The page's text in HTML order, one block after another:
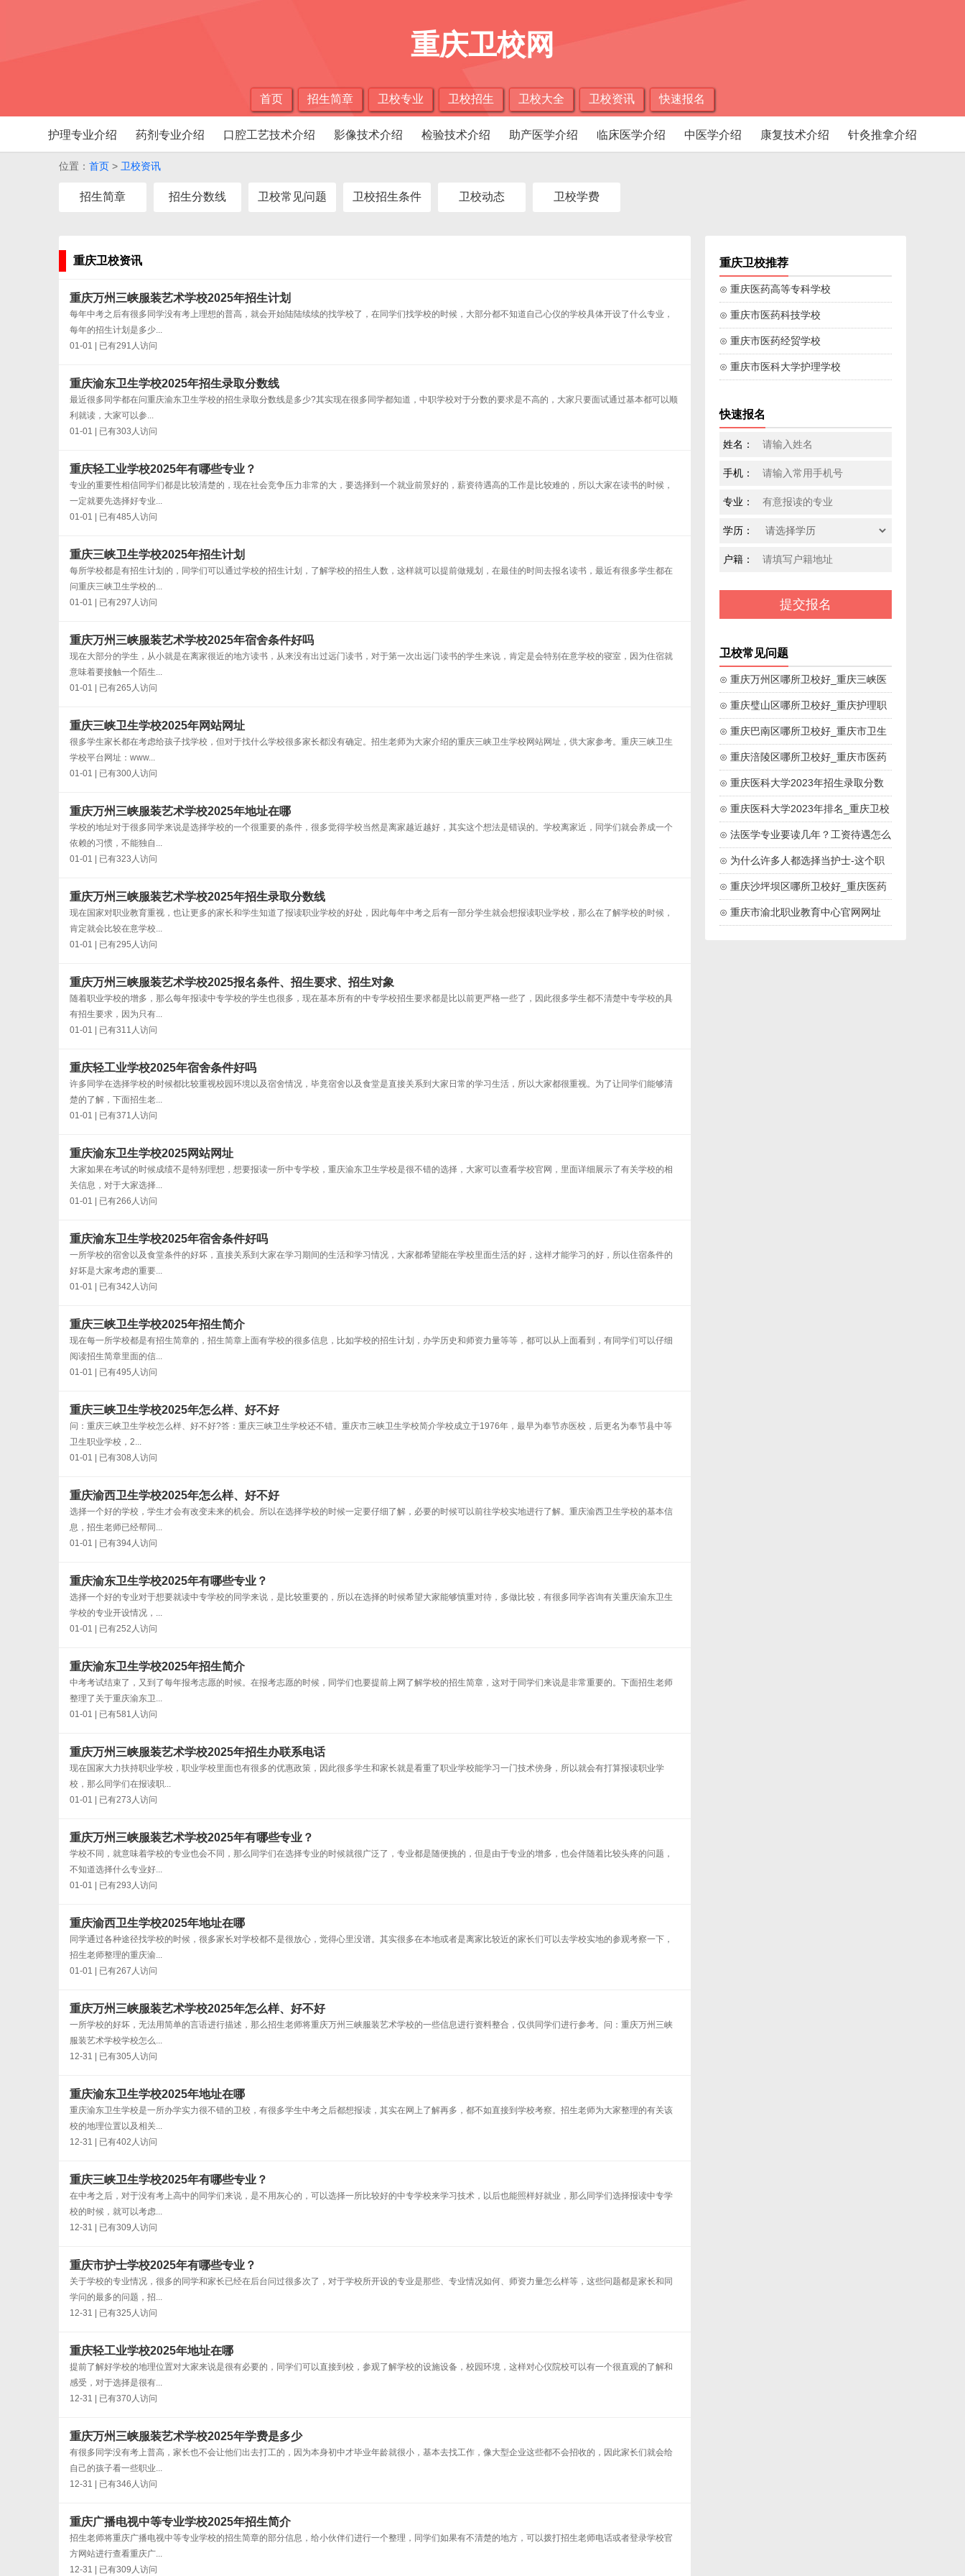
重庆卫校网
首页 招生简章 卫校专业 卫校招生 卫校大全 卫校资讯 快速报名
护理专业介绍 药剂专业介绍 口腔工艺技术介绍 影像技术介绍 检验技术介绍 助产医学介绍 临床医学介绍 中医学介绍 康复技术介绍 针灸推拿介绍
位置： 首页 > 卫校资讯
招生简章 招生分数线 卫校常见问题 卫校招生条件 卫校动态 卫校学费
重庆卫校资讯
重庆万州三峡服装艺术学校2025年招生计划
每年中考之后有很多同学没有考上理想的普高，就会开始陆陆续续的找学校了，在同学们找学校的时候，大部分都不知道自己心仪的学校具体开设了什么专业，
每年的招生计划是多少...
01-01 | 已有291人访问
重庆渝东卫生学校2025年招生录取分数线
最近很多同学都在问重庆渝东卫生学校的招生录取分数线是多少?其实现在很多同学都知道，中职学校对于分数的要求是不高的，大家只要面试通过基本都可以顺
利就读，大家可以参...
01-01 | 已有303人访问
重庆轻工业学校2025年有哪些专业？
专业的重要性相信同学们都是比较清楚的，现在社会竞争压力非常的大，要选择到一个就业前景好的，薪资待遇高的工作是比较难的，所以大家在读书的时候，
一定就要先选择好专业...
01-01 | 已有485人访问
重庆三峡卫生学校2025年招生计划
每所学校都是有招生计划的，同学们可以通过学校的招生计划，了解学校的招生人数，这样就可以提前做规划，在最佳的时间去报名读书，最近有很多学生都在
问重庆三峡卫生学校的...
01-01 | 已有297人访问
重庆万州三峡服装艺术学校2025年宿舍条件好吗
现在大部分的学生，从小就是在离家很近的地方读书，从来没有出过远门读书，对于第一次出远门读书的学生来说，肯定是会特别在意学校的寝室，因为住宿就
意味着要接触一个陌生...
01-01 | 已有265人访问
重庆三峡卫生学校2025年网站网址
很多学生家长都在考虑给孩子找学校，但对于找什么学校很多家长都没有确定。招生老师为大家介绍的重庆三峡卫生学校网站网址，供大家参考。重庆三峡卫生
学校平台网址：www...
01-01 | 已有300人访问
重庆万州三峡服装艺术学校2025年地址在哪
学校的地址对于很多同学来说是选择学校的一个很重要的条件，很多觉得学校当然是离家越近越好，其实这个想法是错误的。学校离家近，同学们就会养成一个
依赖的习惯，不能独自...
01-01 | 已有323人访问
重庆万州三峡服装艺术学校2025年招生录取分数线
现在国家对职业教育重视，也让更多的家长和学生知道了报读职业学校的好处，因此每年中考之后有一部分学生就会想报读职业学校，那么在了解学校的时候，
肯定就会比较在意学校...
01-01 | 已有295人访问
重庆万州三峡服装艺术学校2025报名条件、招生要求、招生对象
随着职业学校的增多，那么每年报读中专学校的学生也很多，现在基本所有的中专学校招生要求都是比以前更严格一些了，因此很多学生都不清楚中专学校的具
有招生要求，因为只有...
01-01 | 已有311人访问
重庆轻工业学校2025年宿舍条件好吗
许多同学在选择学校的时候都比较重视校园环境以及宿舍情况，毕竟宿舍以及食堂是直接关系到大家日常的学习生活，所以大家都很重视。为了让同学们能够清
楚的了解，下面招生老...
01-01 | 已有371人访问
重庆渝东卫生学校2025网站网址
大家如果在考试的时候成绩不是特别理想，想要报读一所中专学校，重庆渝东卫生学校是很不错的选择，大家可以查看学校官网，里面详细展示了有关学校的相
关信息，对于大家选择...
01-01 | 已有266人访问
重庆渝东卫生学校2025年宿舍条件好吗
一所学校的宿舍以及食堂条件的好坏，直接关系到大家在学习期间的生活和学习情况，大家都希望能在学校里面生活的好，这样才能学习的好，所以住宿条件的
好坏是大家考虑的重要...
01-01 | 已有342人访问
重庆三峡卫生学校2025年招生简介
现在每一所学校都是有招生简章的，招生简章上面有学校的很多信息，比如学校的招生计划，办学历史和师资力量等等，都可以从上面看到，有同学们可以仔细
阅读招生简章里面的信...
01-01 | 已有495人访问
重庆三峡卫生学校2025年怎么样、好不好
问：重庆三峡卫生学校怎么样、好不好?答：重庆三峡卫生学校还不错。重庆市三峡卫生学校简介学校成立于1976年，最早为奉节赤医校，后更名为奉节县中等
卫生职业学校，2...
01-01 | 已有308人访问
重庆渝西卫生学校2025年怎么样、好不好
选择一个好的学校，学生才会有改变未来的机会。所以在选择学校的时候一定要仔细了解，必要的时候可以前往学校实地进行了解。重庆渝西卫生学校的基本信
息，招生老师已经帮同...
01-01 | 已有394人访问
重庆渝东卫生学校2025年有哪些专业？
选择一个好的专业对于想要就读中专学校的同学来说，是比较重要的，所以在选择的时候希望大家能够慎重对待，多做比较，有很多同学咨询有关重庆渝东卫生
学校的专业开设情况，...
01-01 | 已有252人访问
重庆渝东卫生学校2025年招生简介
中考考试结束了，又到了每年报考志愿的时候。在报考志愿的时候，同学们也要提前上网了解学校的招生简章，这对于同学们来说是非常重要的。下面招生老师
整理了关于重庆渝东卫...
01-01 | 已有581人访问
重庆万州三峡服装艺术学校2025年招生办联系电话
现在国家大力扶持职业学校，职业学校里面也有很多的优惠政策，因此很多学生和家长就是看重了职业学校能学习一门技术傍身，所以就会有打算报读职业学
校，那么同学们在报读职...
01-01 | 已有273人访问
重庆万州三峡服装艺术学校2025年有哪些专业？
学校不同，就意味着学校的专业也会不同，那么同学们在选择专业的时候就很广泛了，专业都是随便挑的，但是由于专业的增多，也会伴随着比较头疼的问题，
不知道选择什么专业好...
01-01 | 已有293人访问
重庆渝西卫生学校2025年地址在哪
同学通过各种途径找学校的时候，很多家长对学校都不是很放心，觉得心里没谱。其实很多在本地或者是离家比较近的家长们可以去学校实地的参观考察一下，
招生老师整理的重庆渝...
01-01 | 已有267人访问
重庆万州三峡服装艺术学校2025年怎么样、好不好
一所学校的好坏，无法用简单的言语进行描述，那么招生老师将重庆万州三峡服装艺术学校的一些信息进行资料整合，仅供同学们进行参考。问：重庆万州三峡
服装艺术学校学校怎么...
12-31 | 已有305人访问
重庆渝东卫生学校2025年地址在哪
重庆渝东卫生学校是一所办学实力很不错的卫校，有很多学生中考之后都想报读，其实在网上了解再多，都不如直接到学校考察。招生老师为大家整理的有关该
校的地理位置以及相关...
12-31 | 已有402人访问
重庆三峡卫生学校2025年有哪些专业？
在中考之后，对于没有考上高中的同学们来说，是不用灰心的，可以选择一所比较好的中专学校来学习技术，以后也能照样好就业，那么同学们选择报读中专学
校的时候，就可以考虑...
12-31 | 已有309人访问
重庆市护士学校2025年有哪些专业？
关于学校的专业情况，很多的同学和家长已经在后台问过很多次了，对于学校所开设的专业是那些、专业情况如何、师资力量怎么样等，这些问题都是家长和同
学问的最多的问题，招...
12-31 | 已有325人访问
重庆轻工业学校2025年地址在哪
提前了解好学校的地理位置对大家来说是很有必要的，同学们可以直接到校，参观了解学校的设施设备，校园环境，这样对心仪院校可以有一个很直观的了解和
感受，对于选择是很有...
12-31 | 已有370人访问
重庆万州三峡服装艺术学校2025年学费是多少
有很多同学没有考上普高，家长也不会让他们出去打工的，因为本身初中才毕业年龄就很小，基本去找工作，像大型企业这些都不会招收的，因此家长们就会给
自己的孩子看一些职业...
12-31 | 已有346人访问
重庆广播电视中等专业学校2025年招生简介
招生老师将重庆广播电视中等专业学校的招生简章的部分信息，给小伙伴们进行一个整理，同学们如果有不清楚的地方，可以拨打招生老师电话或者登录学校官
方网站进行查看重庆广...
12-31 | 已有309人访问
重庆卫校推荐
⊙ 重庆医药高等专科学校
⊙ 重庆市医药科技学校
⊙ 重庆市医药经贸学校
⊙ 重庆市医科大学护理学校
快速报名
姓名：
手机：
专业：
学历：
户籍：
卫校常见问题
⊙ 重庆万州区哪所卫校好_重庆三峡医
药高等专科院校
⊙ 重庆璧山区哪所卫校好_重庆护理职
业学院
⊙ 重庆巴南区哪所卫校好_重庆市卫生
技工学校
⊙ 重庆涪陵区哪所卫校好_重庆市医药
卫生学校
⊙ 重庆医科大学2023年招生录取分数
线
⊙ 重庆医科大学2023年排名_重庆卫校
排名
⊙ 法医学专业要读几年？工资待遇怎么
样？
⊙ 为什么许多人都选择当护士-这个职
业好吗
⊙ 重庆沙坪坝区哪所卫校好_重庆医药
高等专科学校
⊙ 重庆市渝北职业教育中心官网网址